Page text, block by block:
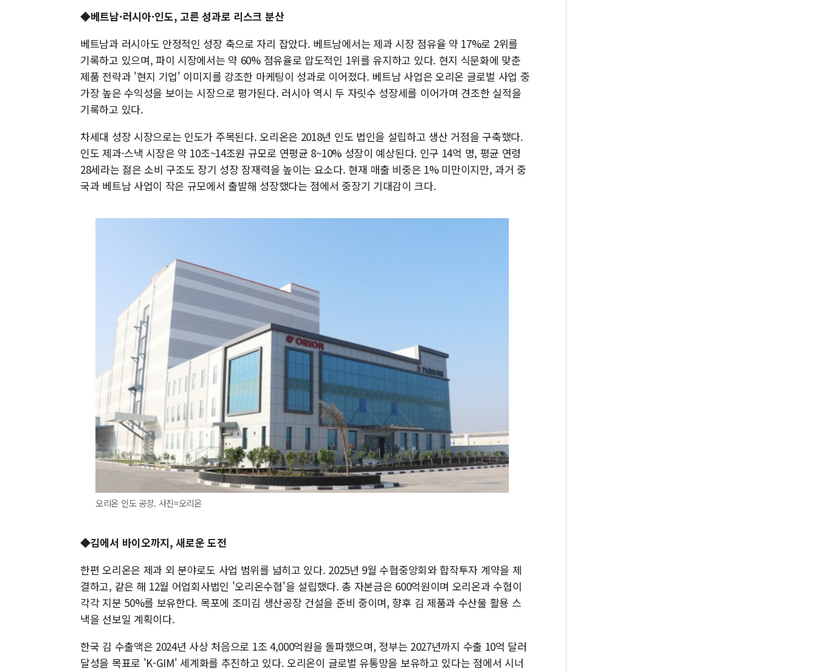
◆베트남·러시아·인도, 고른 성과로 리스크 분산
베트남과 러시아도 안정적인 성장 축으로 자리 잡았다. 베트남에서는 제과 시장 점유율 약 17%로 2위를
기록하고 있으며, 파이 시장에서는 약 60% 점유율로 압도적인 1위를 유지하고 있다. 현지 식문화에 맞춘
제품 전략과 '현지 기업' 이미지를 강조한 마케팅이 성과로 이어졌다. 베트남 사업은 오리온 글로벌 사업 중
가장 높은 수익성을 보이는 시장으로 평가된다. 러시아 역시 두 자릿수 성장세를 이어가며 견조한 실적을
기록하고 있다.
차세대 성장 시장으로는 인도가 주목된다. 오리온은 2018년 인도 법인을 설립하고 생산 거점을 구축했다.
인도 제과·스낵 시장은 약 10조~14조원 규모로 연평균 8~10% 성장이 예상된다. 인구 14억 명, 평균 연령
28세라는 젊은 소비 구조도 장기 성장 잠재력을 높이는 요소다. 현재 매출 비중은 1% 미만이지만, 과거 중
국과 베트남 사업이 작은 규모에서 출발해 성장했다는 점에서 중장기 기대감이 크다.
오리온 인도 공장. 사진=오리온
◆김에서 바이오까지, 새로운 도전
한편 오리온은 제과 외 분야로도 사업 범위를 넓히고 있다. 2025년 9월 수협중앙회와 합작투자 계약을 체
결하고, 같은 해 12월 어업회사법인 '오리온수협'을 설립했다. 총 자본금은 600억원이며 오리온과 수협이
각각 지분 50%를 보유한다. 목포에 조미김 생산공장 건설을 준비 중이며, 향후 김 제품과 수산물 활용 스
낵을 선보일 계획이다.
한국 김 수출액은 2024년 사상 처음으로 1조 4,000억원을 돌파했으며, 정부는 2027년까지 수출 10억 달러
달성을 목표로 'K-GIM' 세계화를 추진하고 있다. 오리온이 글로벌 유통망을 보유하고 있다는 점에서 시너